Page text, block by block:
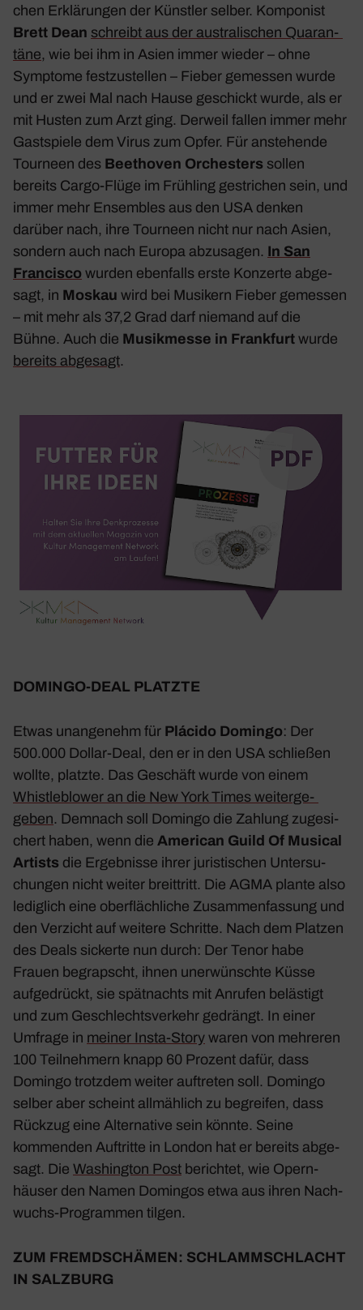
chen Erklä­rungen der Künstler selber. Kompo­nist
Brett Dean schreibt aus der austra­li­schen Quaran­
täne, wie bei ihm in Asien immer wieder – ohne
Symptome fest­zu­stellen – Fieber gemessen wurde
und er zwei Mal nach Hause geschickt wurde, als er
mit Husten zum Arzt ging. Derweil fallen immer mehr
Gast­spiele dem Virus zum Opfer. Für anste­hende
Tour­neen des Beet­hoven Orches­ters sollen
bereits Cargo-Flüge im Früh­ling gestri­chen sein, und
immer mehr Ensem­bles aus den USA denken
darüber nach, ihre Tour­neen nicht nur nach Asien,
sondern auch nach Europa abzu­sagen. In San
Fran­cisco wurden eben­falls erste Konzerte abge­
sagt, in Moskau wird bei Musi­kern Fieber gemessen
– mit mehr als 37,2 Grad darf niemand auf die
Bühne. Auch die Musik­messe in Frank­furt wurde
bereits abge­sagt.
DOMINGO-DEAL PLATZTE
Etwas unan­ge­nehm für Plácido Domingo: Der
500.000 Dollar-Deal, den er in den USA schließen
wollte, platzte. Das Geschäft wurde von einem
Whist­le­b­lower an die New York Times weiter­ge­
geben. Demnach soll Domingo die Zahlung zuge­si­
chert haben, wenn die American Guild Of Musical
Artists die Ergeb­nisse ihrer juris­ti­schen Unter­su­
chungen nicht weiter breit­tritt. Die AGMA plante also
ledig­lich eine ober­fläch­liche Zusam­men­fas­sung und
den Verzicht auf weitere Schritte. Nach dem Platzen
des Deals sickerte nun durch: Der Tenor habe
Frauen begrapscht, ihnen uner­wünschte Küsse
aufge­drückt, sie spät­nachts mit Anrufen beläs­tigt
und zum Geschlechts­ver­kehr gedrängt. In einer
Umfrage in meiner Insta-Story waren von mehreren
100 Teil­neh­mern knapp 60 Prozent dafür, dass
Domingo trotzdem weiter auftreten soll. Domingo
selber aber scheint allmäh­lich zu begreifen, dass
Rückzug eine Alter­na­tive sein könnte. Seine
kommenden Auftritte in London hat er bereits abge­
sagt. Die Washington Post berichtet, wie Opern­
häuser den Namen Domingos etwa aus ihren Nach­
wuchs-Programmen tilgen.
ZUM FREMD­SCHÄMEN: SCHLAMM­SCHLACHT
IN SALZ­BURG